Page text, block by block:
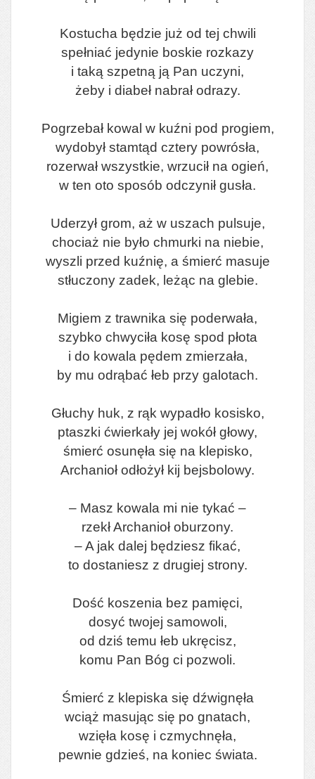
Kostucha będzie już od tej chwili
spełniać jedynie boskie rozkazy
i taką szpetną ją Pan uczyni,
żeby i diabeł nabrał odrazy.
Pogrzebał kowal w kuźni pod progiem,
wydobył stamtąd cztery powrósła,
rozerwał wszystkie, wrzucił na ogień,
w ten oto sposób odczynił gusła.
Uderzył grom, aż w uszach pulsuje,
chociaż nie było chmurki na niebie,
wyszli przed kuźnię, a śmierć masuje
stłuczony zadek, leżąc na glebie.
Migiem z trawnika się poderwała,
szybko chwyciła kosę spod płota
i do kowala pędem zmierzała,
by mu odrąbać łeb przy galotach.
Głuchy huk, z rąk wypadło kosisko,
ptaszki ćwierkały jej wokół głowy,
śmierć osunęła się na klepisko,
Archanioł odłożył kij bejsbolowy.
– Masz kowala mi nie tykać –
rzekł Archanioł oburzony.
– A jak dalej będziesz fikać,
to dostaniesz z drugiej strony.
Dość koszenia bez pamięci,
dosyć twojej samowoli,
od dziś temu łeb ukręcisz,
komu Pan Bóg ci pozwoli.
Śmierć z klepiska się dźwignęła
wciąż masując się po gnatach,
wzięła kosę i czmychnęła,
pewnie gdzieś, na koniec świata.